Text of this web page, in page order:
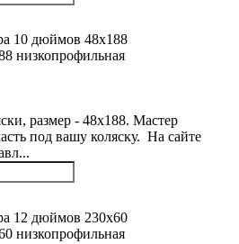
низкопрофильная
размер - 48х188. Мастер
под вашу коляску. На сайте
низкопрофильная